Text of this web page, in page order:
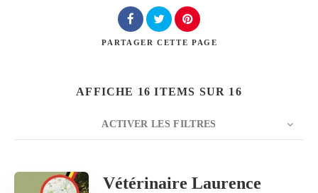
Rechercher
PARTAGER CETTE PAGE
AFFICHE 16 ITEMS SUR 16
ACTIVER LES FILTRES
NOMBRE 20
Vétérinaire Laurence